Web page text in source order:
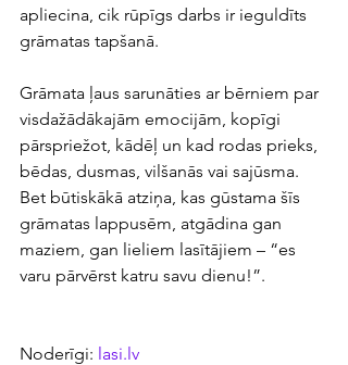
apliecina, cik rūpīgs darbs ir ieguldīts
grāmatas tapšanā.
Grāmata ļaus sarunāties ar bērniem par
visdažādākajām emocijām, kopīgi
pārspriežot, kādēļ un kad rodas prieks,
bēdas, dusmas, vilšanās vai sajūsma.
Bet būtiskākā atziņa, kas gūstama šīs
grāmatas lappusēm, atgādina gan
maziem, gan lieliem lasītājiem – “es
varu pārvērst katru savu dienu!”.
Noderīgi: lasi.lv